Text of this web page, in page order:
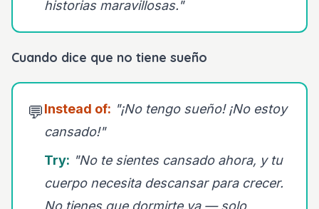
historias maravillosas."
Cuando dice que no tiene sueño
💬Instead of: "¡No tengo sueño! ¡No estoy
cansado!"
Try: "No te sientes cansado ahora, y tu
cuerpo necesita descansar para crecer.
No tienes que dormirte ya — solo